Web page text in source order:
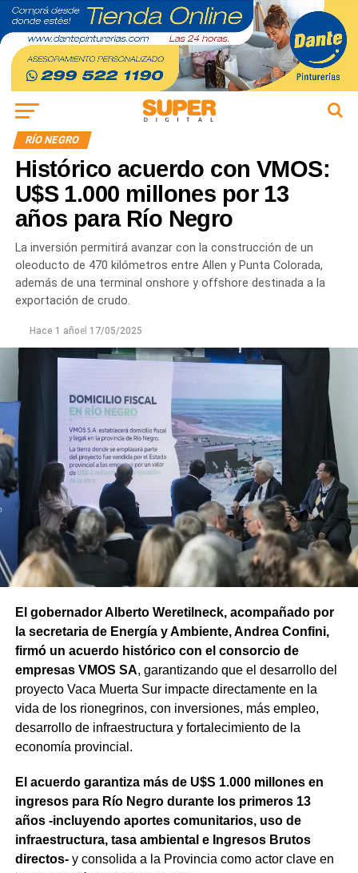
RÍO NEGRO
Histórico acuerdo con VMOS:
U$S 1.000 millones por 13
años para Río Negro
La inversión permitirá avanzar con la construcción de un
oleoducto de 470 kilómetros entre Allen y Punta Colorada,
además de una terminal onshore y offshore destinada a la
exportación de crudo.
Hace 1 añoel 17/05/2025
El gobernador Alberto Weretilneck, acompañado por
la secretaria de Energía y Ambiente, Andrea Confini,
firmó un acuerdo histórico con el consorcio de
empresas VMOS SA, garantizando que el desarrollo del
proyecto Vaca Muerta Sur impacte directamente en la
vida de los rionegrinos, con inversiones, más empleo,
desarrollo de infraestructura y fortalecimiento de la
economía provincial.
El acuerdo garantiza más de U$S 1.000 millones en
ingresos para Río Negro durante los primeros 13
años -incluyendo aportes comunitarios, uso de
infraestructura, tasa ambiental e Ingresos Brutos
directos- y consolida a la Provincia como actor clave en